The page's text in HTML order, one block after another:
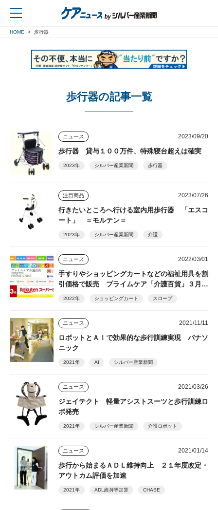
HOME 歩行器
歩行器の記事一覧
ニュース 2023/09/20
歩行器 貸与１００万件、特殊寝台超えは確実
2023年 シルバー産業新聞 歩行器
注目商品 2023/07/26
行きたいところへ行ける室内用歩行器 「エスコ
ート」 ＝モルテン＝
2023年 シルバー産業新聞 介護
ニュース 2022/03/01
手すりやショッピングカートなどの福祉用具を割
引価格で販売 プライムケア「介護百貨」３月４
2022年 ショッピングカート スロープ
ニュース 2021/11/11
ロボットとＡＩで効果的な歩行訓練実現 パナソ
ニック
2021年 AI シルバー産業新聞
ニュース 2021/03/26
ジェイテクト 軽量アシストスーツと歩行訓練ロ
ボ発売
2021年 シルバー産業新聞 介護ロボット
ニュース 2021/01/14
歩行から始まるＡＤＬ維持向上 ２１年度改定・
アウトカム評価を加速
2021年 ADL維持等加算 CHASE